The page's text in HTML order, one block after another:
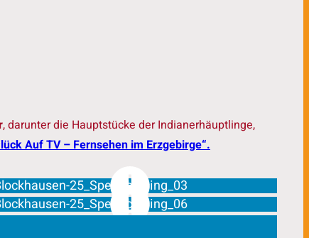
, darunter die Hauptstücke der Indianerhäuptlinge,
Auf TV – Fernsehen im Erzgebirge“.